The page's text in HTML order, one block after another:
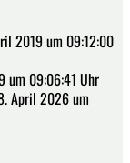
2019 um 09:12:00
um 09:06:41 Uhr
April 2026 um